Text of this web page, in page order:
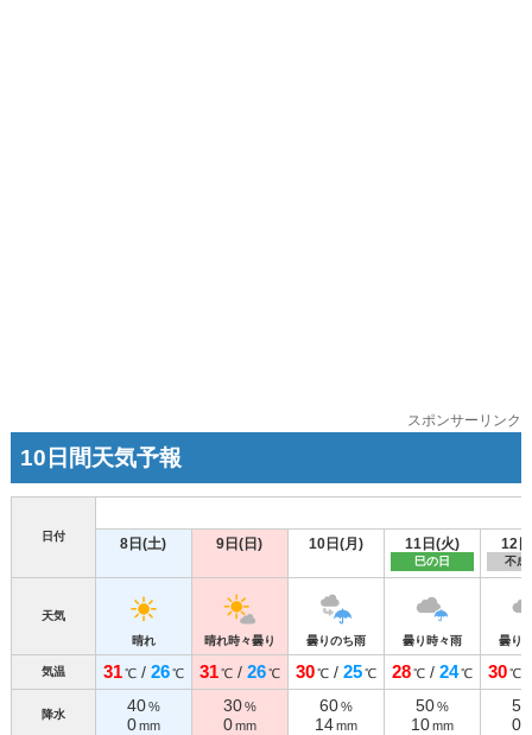
スポンサーリンク
10日間天気予報
日付 8日(土) 9日(日) 10日(月) 11日(火)
巳の日
12
不成
天気
晴れ
晴れ時々曇り 曇りのち雨 曇り時々雨 曇り
気温 31℃/ 26℃ 31℃/ 26℃ 30℃/ 25℃ 28℃/ 24℃ 30℃
降水 40%
0mm
30%
0mm
60%
14mm
50%
10mm
50
0